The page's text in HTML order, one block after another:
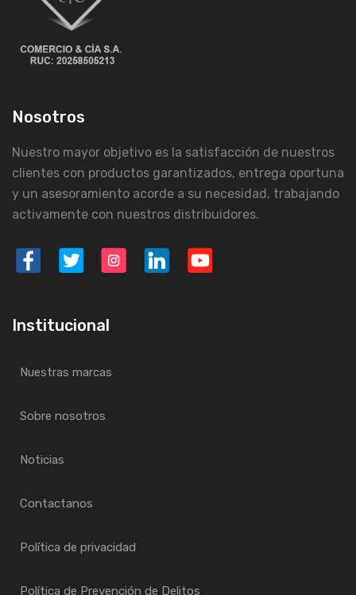
Nosotros
Nuestro mayor objetivo es la satisfacción de nuestros
clientes con productos garantizados, entrega oportuna
y un asesoramiento acorde a su necesidad, trabajando
activamente con nuestros distribuidores.
Institucional
Nuestras marcas
Sobre nosotros
Noticias
Contactanos
Política de privacidad
Política de Prevención de Delitos